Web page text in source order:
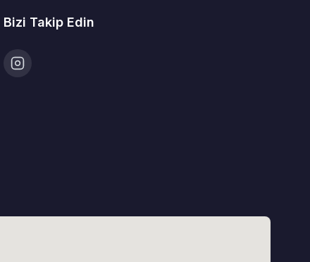
Bizi Takip Edin